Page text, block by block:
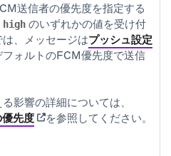
送信者の優先度を指定する
high のいずれかの値を受け付
、メッセージはプッシュ設定
ォルトのFCM優先度で送信
影響の詳細については、
先度(opens in new tab)
を参照してください。